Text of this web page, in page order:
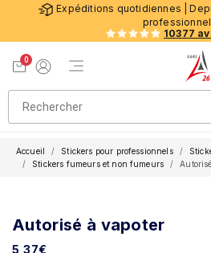
Expéditions quotidiennes |
10377
0
Menu de navigation
Accueil Stickers pour professionnels
Stickers fumeurs et non fumeurs
Autorisé à vapoter
5,37€